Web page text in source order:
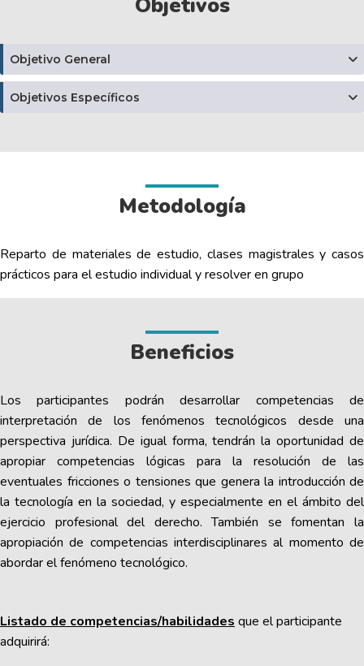
Objetivo General
Objetivos Específicos
Metodología
Reparto de materiales de estudio, clases magistrales y casos
prácticos para el estudio individual y resolver en grupo
Beneficios
Los participantes podrán desarrollar competencias de
interpretación de los fenómenos tecnológicos desde una
perspectiva jurídica. De igual forma, tendrán la oportunidad de
apropiar competencias lógicas para la resolución de las
eventuales fricciones o tensiones que genera la introducción de
la tecnología en la sociedad, y especialmente en el ámbito del
ejercicio profesional del derecho. También se fomentan la
apropiación de competencias interdisciplinares al momento de
abordar el fenómeno tecnológico.
Listado de competencias/habilidadesque el participante
adquirirá: